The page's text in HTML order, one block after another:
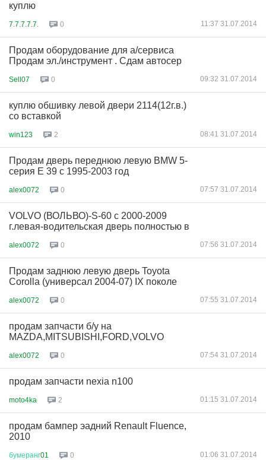
куплю
7.7.7.7.7. 0 11:37 31.07.2014
Продам оборудование для а/сервиса
Продам эл./инструмент . Сдам автосер
Sell07 0 09:32 31.07.2014
куплю обшивку левой двери 2114(12г.в.)
со вставкой
win123 2 08:41 31.07.2014
Продам дверь переднюю левую BMW 5-
серия Е 39 с 1995-2003 год
alex0072 0 07:57 31.07.2014
VOLVO (ВОЛЬВО)-S-60 с 2000-2009
г.левая-водительская дверь полностью в
alex0072 0 07:56 31.07.2014
Продам заднюю левую дверь Toyota
Corolla (универсал 2004-07) IX поколе
alex0072 0 07:55 31.07.2014
продам запчасти б/у на
MAZDA,MITSUBISHI,FORD,VOLVO
alex0072 0 07:54 31.07.2014
продам запчасти nexia n100
moto4ka 2 01:15 31.07.2014
продам бампер эадний Renault Fluence,
2010
бумеранг01 0 01:06 31.07.2014